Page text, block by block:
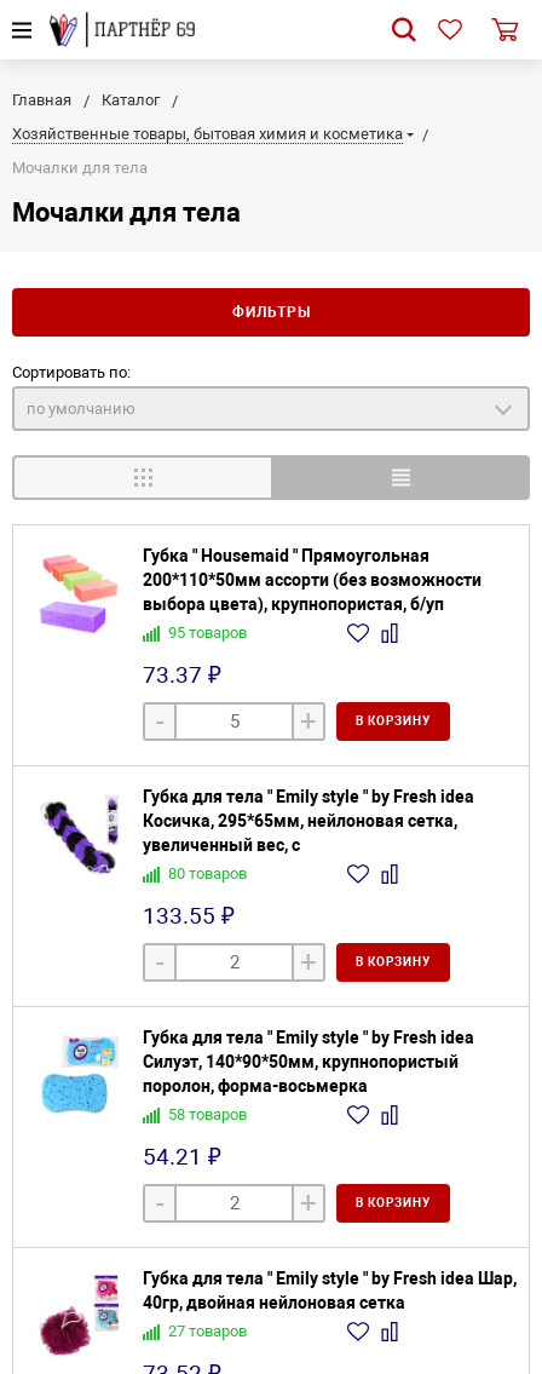
Главная
Каталог
Хозяйственные товары, бытовая химия и косметика
Мочалки для тела
Мочалки для тела
ФИЛЬТРЫ
Сортировать по:
по умолчанию
Губка " Housemaid " Прямоугольная
200*110*50мм ассорти (без возможности
выбора цвета), крупнопористая, б/уп
95 товаров
73.37 ₽
- + В КОРЗИНУ
Губка для тела " Emily style " by Fresh idea
Косичка, 295*65мм, нейлоновая сетка,
увеличенный вес, с
80 товаров
133.55 ₽
- + В КОРЗИНУ
Губка для тела " Emily style " by Fresh idea
Силуэт, 140*90*50мм, крупнопористый
поролон, форма-восьмерка
58 товаров
54.21 ₽
- + В КОРЗИНУ
Губка для тела " Emily style " by Fresh idea Шар,
40гр, двойная нейлоновая сетка
27 товаров